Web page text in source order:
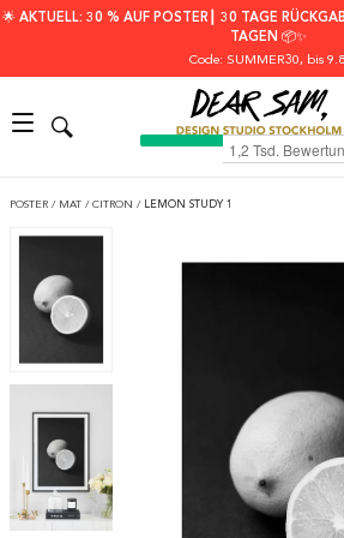
🌟 AKTUELL: 30 % AUF POSTER┃ 30 TAGE
TAGEN 📦✨
Code: SUMMER30, bis
POSTER / MAT / CITRON / LEMON STUDY 1